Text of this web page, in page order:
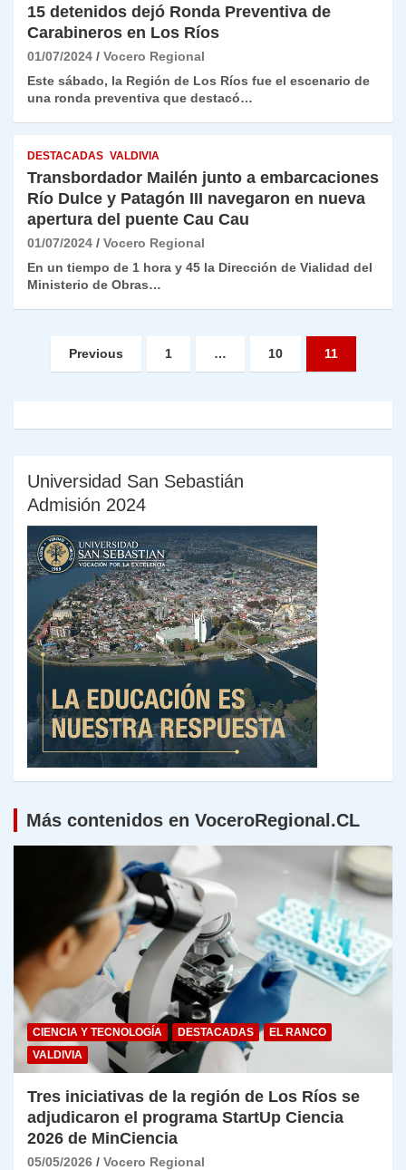
15 detenidos dejó Ronda Preventiva de
Carabineros en Los Ríos
01/07/2024
Vocero Regional
Este sábado, la Región de Los Ríos fue el escenario de
una ronda preventiva que destacó…
DESTACADAS VALDIVIA
Transbordador Mailén junto a embarcaciones
Río Dulce y Patagón III navegaron en nueva
apertura del puente Cau Cau
01/07/2024
Vocero Regional
En un tiempo de 1 hora y 45 la Dirección de Vialidad del
Ministerio de Obras…
Paginación
Previous 1 … 10 11
Universidad San Sebastián
Admisión 2024
Más contenidos en VoceroRegional.CL
CIENCIA Y TECNOLOGÍA DESTACADAS
EL RANCO
VALDIVIA
Tres iniciativas de la región de Los Ríos se
adjudicaron el programa StartUp Ciencia
2026 de MinCiencia
05/05/2026 Vocero Regional